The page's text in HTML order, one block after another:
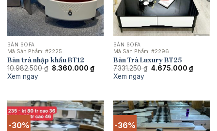
BÀN SOFA
Mã Sản Phẩm: #2225
Bàn trà nhập khẩu BT12
10.982.500₫ Giá
8.360.000 ₫Giá
hiện
Xem ngay
BÀN SOFA
Mã Sản Phẩm: #2296
Bàn Trà Luxury BT25
7.331.250₫ Giá
4.675.000 ₫Giá
hiện
Xem ngay
-30% -36%